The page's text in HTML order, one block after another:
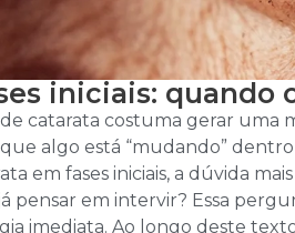
iniciais: quando
catarata costuma gerar uma
algo está “mudando”
em fases iniciais, a dúvida
pensar em intervir? Essa
imediata. Ao longo deste